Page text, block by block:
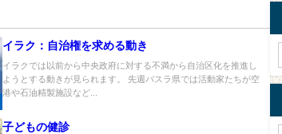
イラク：自治権を求める動き
イラクでは以前から中央政府に対する不満から自治区化を推進し
ようとする動きが見られます。 先週バスラ県では活動家たちが空
港や石油精製施設など...
子どもの健診